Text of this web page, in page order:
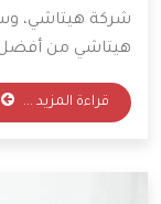
شركة هيتاشي،
هيتاشي من أفضل
بشكل عام على
العريقة أنها
قراءة المزيد ...